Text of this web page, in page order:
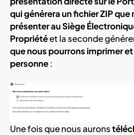
qui générera un fichier ZIP que
présenter au Siège
Propriétéet la seconde
que nous pourrons imprimer
personne:
Une fois que nous aurons